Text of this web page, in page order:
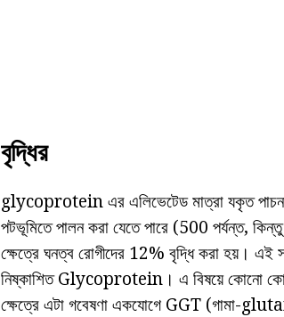
বৃদ্ধির
glycoprotein এর এলিভেটেড মাত্রা যকৃত
পটভূমিতে পালন করা যেতে পারে (500 পর্যন্ত,
ক্ষেত্রে ঘনত্ব রোগীদের 12% বৃদ্ধি করা হয়।
নিষ্কাশিত Glycoprotein। এ বিষয়ে কোনো
ক্ষেত্রে এটা গবেষণা একযোগে GGT (গামা-